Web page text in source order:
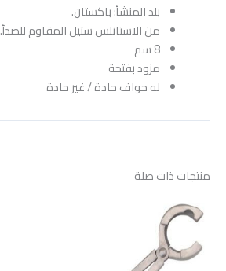
بلد المنشأ: باكستان.
من الاستانلس ستيل المقاوم للصدأ.
8 سم
مزود بفتحة
له حواف حادة / غير حادة
منتجات ذات صلة